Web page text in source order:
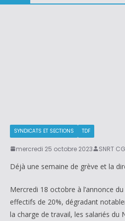
SYNDICATS ET SECTIONS TDF
mercredi 25 octobre 2023 SNRT
Déjà une semaine de grève et la
Mercredi 18 octobre à l’annonce
effectifs de 20%, dégradant
la charge de travail, les salariés du